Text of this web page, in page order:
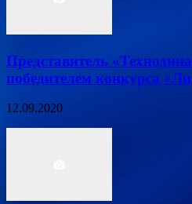
Представитель
победителем конкурса
12.09.2020